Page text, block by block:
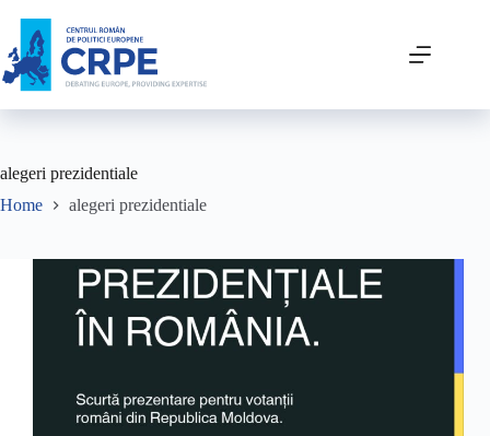
alegeri prezidentiale
Home
alegeri prezidentiale